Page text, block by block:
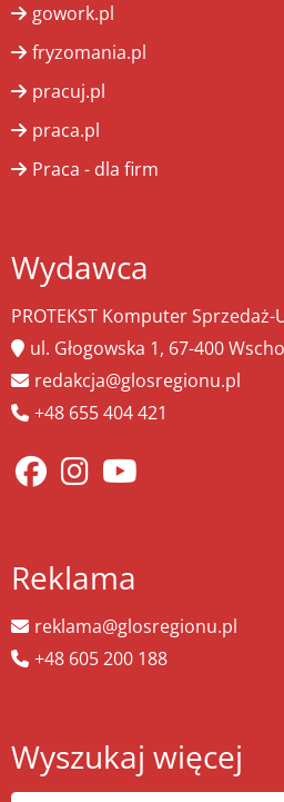
gowork.pl
fryzomania.pl
pracuj.pl
praca.pl
Praca - dla firm
Wydawca
PROTEKST Komputer Sprzedaż-
ul. Głogowska 1, 67-400
redakcja@glosregionu.pl
+48 655 404 421
Reklama
reklama@glosregionu.pl
+48 605 200 188
Wyszukaj więcej